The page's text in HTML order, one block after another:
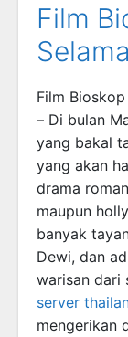
Film
Film
– Di bulan
yang bakal
yang akan
drama
maupun
banyak
Dewi, dan
warisan dari
server
mengerikan